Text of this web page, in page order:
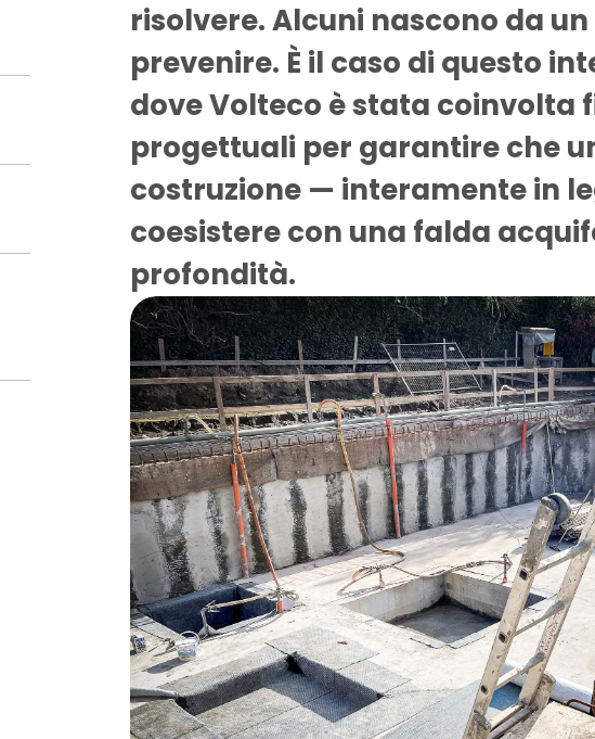
risolvere. Alcuni nascono da
prevenire. È il caso di questo
doveVolteco è stata coinvolta
progettuali per garantire che
costruzione — interamente in
coesistere con una falda
profondità.